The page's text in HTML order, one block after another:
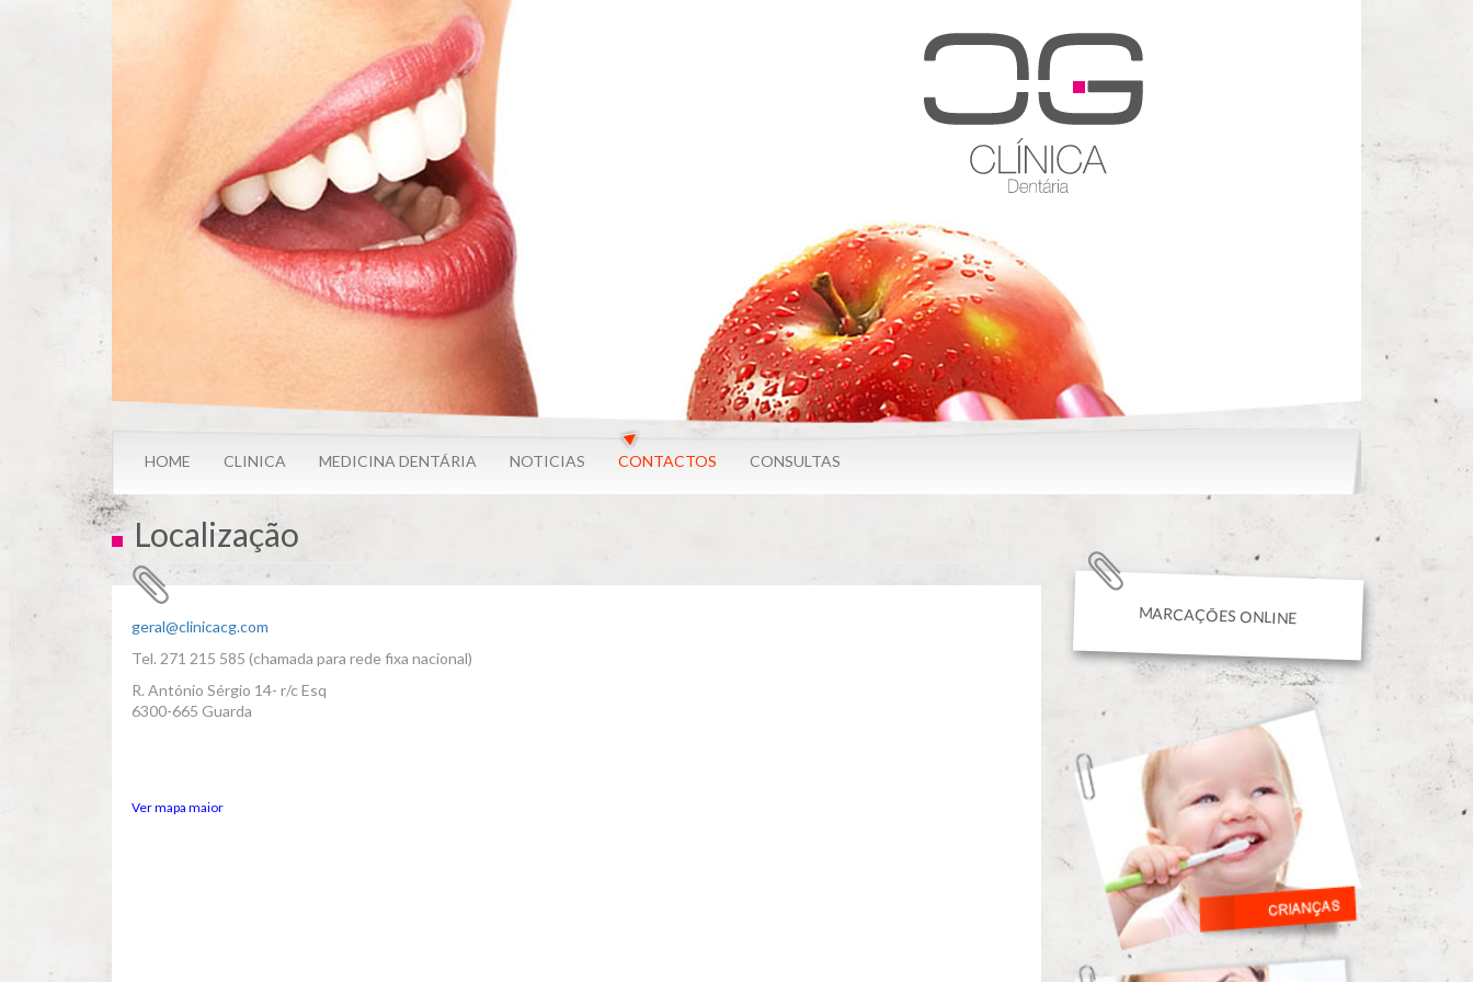
HOME CLINICA MEDICINA DENTÁRIA NOTICIAS CONTACTOS CONSULTAS
Localização
geral@clinicacg.com
Tel. 271 215 585 (chamada para rede fixa nacional)
R. António Sérgio 14- r/c Esq
6300-665 Guarda
Ver mapa maior
MARCAÇÕES ONLINE